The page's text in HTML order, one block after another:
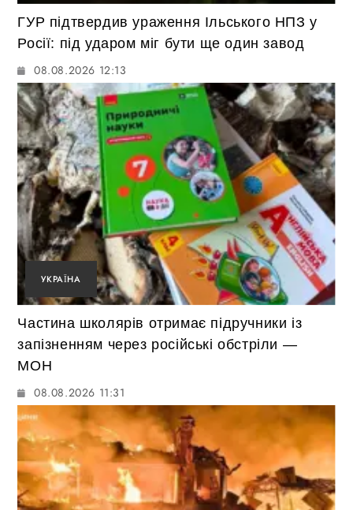
ГУР підтвердив ураження Ільського НПЗ у
Росії: під ударом міг бути ще один завод
08.08.2026 12:13
УКРАЇНА
Частина школярів отримає підручники із
запізненням через російські обстріли —
МОН
08.08.2026 11:31